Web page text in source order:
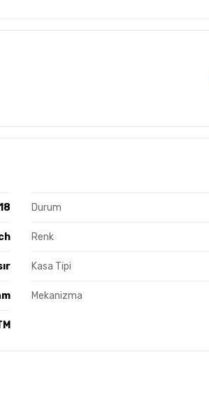
Durum
Renk
Kasa Tipi
Mekanizma